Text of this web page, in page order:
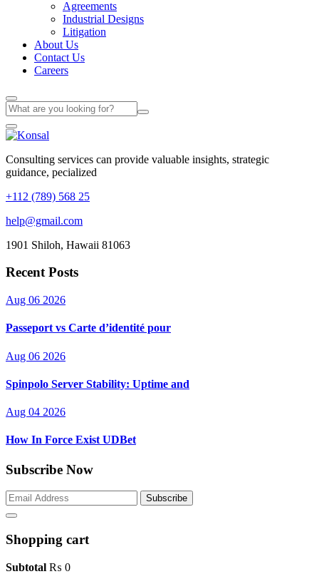
Agreements
Industrial Designs
Litigation
About Us
Contact Us
Careers
Consulting services can provide valuable insights, strategic
guidance, pecialized
+112 (789) 568 25
help@gmail.com
1901 Shiloh, Hawaii 81063
Recent Posts
Aug 06 2026
Passeport vs Carte d’identité pour
Aug 06 2026
Spinpolo Server Stability: Uptime and
Aug 04 2026
How In Force Exist UDBet
Subscribe Now
Subscribe
Shopping cart
Subtotal ₨ 0